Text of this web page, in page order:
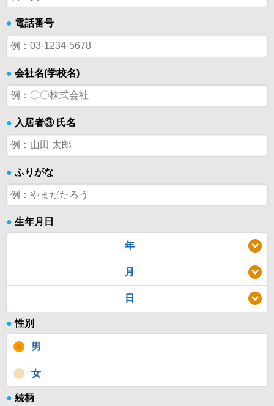
● 電話番号
● 会社名(学校名)
● 入居者③ 氏名
● ふりがな
● 生年月日
年
月
日
● 性別
男
女
● 続柄